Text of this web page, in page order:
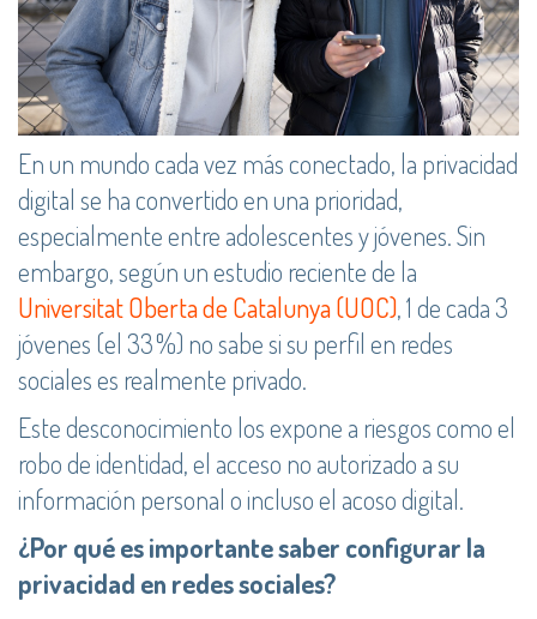
En un mundo cada vez más conectado, la privacidad
digital se ha convertido en una prioridad,
especialmente entre adolescentes y jóvenes. Sin
embargo, según un estudio reciente de la
Universitat Oberta de Catalunya (UOC), 1 de cada 3
jóvenes (el 33 %) no sabe si su perfil en redes
sociales es realmente privado.
Este desconocimiento los expone a riesgos como el
robo de identidad, el acceso no autorizado a su
información personal o incluso el acoso digital.
¿Por qué es importante saber configurar la
privacidad en redes sociales?